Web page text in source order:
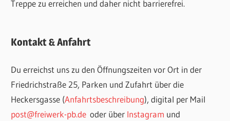
Treppe zu erreichen und daher nicht barrierefrei.
Kontakt & Anfahrt
Du erreichst uns zu den Öffnungszeiten vor Ort in der
Friedrichstraße 25, Parken und Zufahrt über die
Heckersgasse (Anfahrtsbeschreibung), digital per Mail
post@freiwerk-pb.de oder über Instagram und